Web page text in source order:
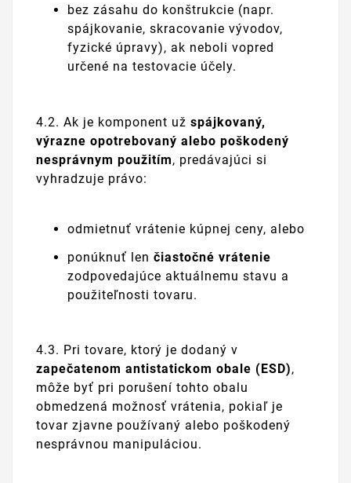
bez zásahu do konštrukcie (napr.
spájkovanie, skracovanie vývodov,
fyzické úpravy), ak neboli vopred
určené na testovacie účely.
4.2. Ak je komponent už spájkovaný,
výrazne opotrebovaný alebo poškodený
nesprávnym použitím, predávajúci si
vyhradzuje právo:
odmietnuť vrátenie kúpnej ceny, alebo
ponúknuť len čiastočné vrátenie
zodpovedajúce aktuálnemu stavu a
použiteľnosti tovaru.
4.3. Pri tovare, ktorý je dodaný v
zapečatenom antistatickom obale (ESD),
môže byť pri porušení tohto obalu
obmedzená možnosť vrátenia, pokiaľ je
tovar zjavne používaný alebo poškodený
nesprávnou manipuláciou.